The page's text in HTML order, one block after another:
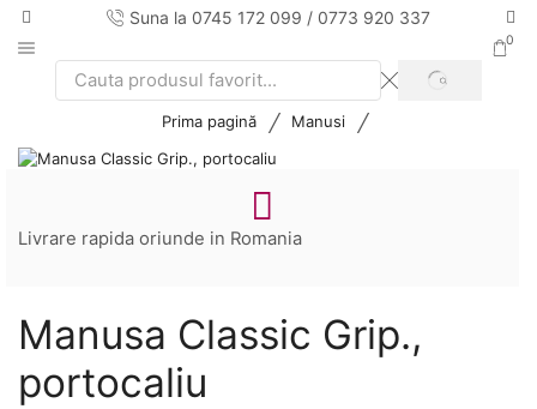
Suna la 0745 172 099 / 0773 920 337
0
Search
SEARCH
Prima pagină / Manusi /
Livrare rapida oriunde in Romania
Manusa Classic Grip.,
portocaliu